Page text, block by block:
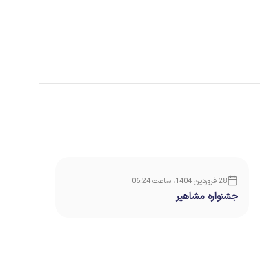
28 فروردین 1404، ساعت 06:24
جشنواره مشاهیر